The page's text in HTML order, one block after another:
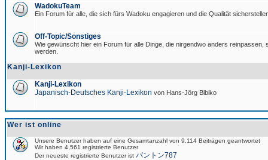
WadokuTeam
Ein Forum für alle, die sich fürs Wadoku engagieren und die Qualität
Off-Topic/Sonstiges
Wie gewünscht hier ein Forum für alle Dinge, die nirgendwo anders reinpassen,
werden.
Kanji-Lexikon
Kanji-Lexikon
Japanisch-Deutsches Kanji-Lexikon von Hans-Jörg Bibiko
Wer ist online
Unsere Benutzer haben auf eine Gesamtanzahl von 9,114 Beiträgen geantwortet
Wir haben 4,561 registrierte Benutzer
Der neueste registrierte Benutzer ist パントン787